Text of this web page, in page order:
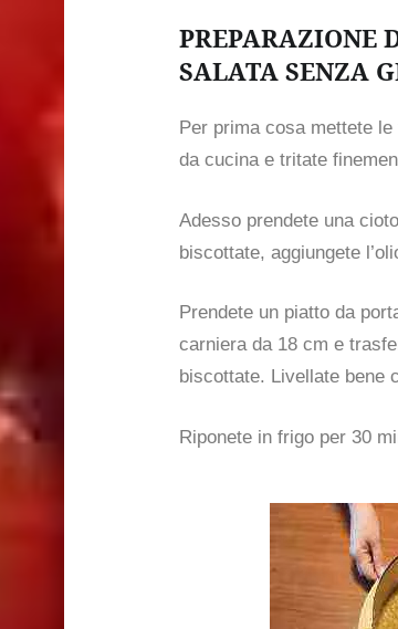
PREPARAZIONE
SALATA SENZA
Per prima cosa mettete
da cucina e tritate
Adesso prendete una
biscottate, aggiungete
Prendete un piatto da
carniera da 18 cm e
biscottate. Livellate bene
Riponete in frigo per 30